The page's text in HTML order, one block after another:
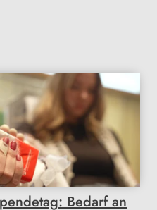
Bedarf an